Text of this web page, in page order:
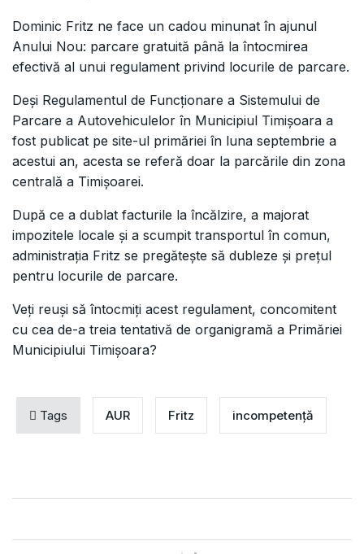
Dominic Fritz ne face un cadou minunat în ajunul
Anului Nou: parcare gratuită până la întocmirea
efectivă al unui regulament privind locurile de parcare.
Deși Regulamentul de Funcționare a Sistemului de
Parcare a Autovehiculelor în Municipiul Timișoara a
fost publicat pe site-ul primăriei în luna septembrie a
acestui an, acesta se referă doar la parcările din zona
centrală a Timișoarei.
După ce a dublat facturile la încălzire, a majorat
impozitele locale și a scumpit transportul în comun,
administrația Fritz se pregătește să dubleze și prețul
pentru locurile de parcare.
Veți reuși să întocmiți acest regulament, concomitent
cu cea de-a treia tentativă de organigramă a Primăriei
Municipiului Timișoara?
Tags AUR Fritz incompetență